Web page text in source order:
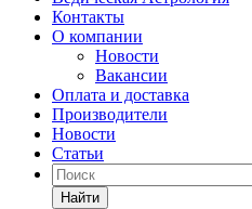
Контакты
О компании
Новости
Вакансии
Оплата и доставка
Производители
Новости
Статьи
Найти